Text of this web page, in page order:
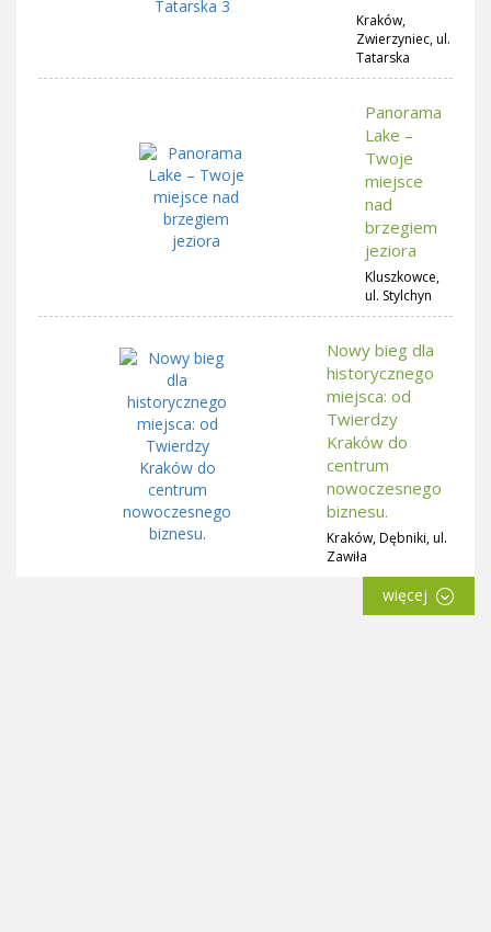
Kraków,
Zwierzyniec, ul.
Tatarska
Panorama
Lake –
Twoje
miejsce
nad
brzegiem
jeziora
Kluszkowce,
ul. Stylchyn
Nowy bieg dla
historycznego
miejsca: od
Twierdzy
Kraków do
centrum
nowoczesnego
biznesu.
Kraków, Dębniki, ul.
Zawiła
więcej